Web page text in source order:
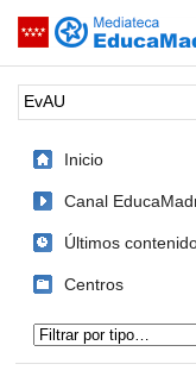
Saltar navegación
Palabra o frase:
Inicio
Canal
Últimos
Centros